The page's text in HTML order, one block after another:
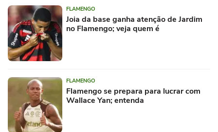
FLAMENGO
Joia da base ganha atenção de Jardim
no Flamengo; veja quem é
FLAMENGO
Flamengo se prepara para lucrar com
Wallace Yan; entenda